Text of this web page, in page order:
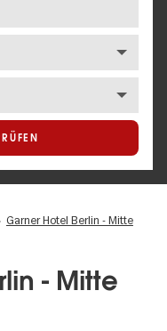
Garner Hotel Berlin - Mitte
- Mitte